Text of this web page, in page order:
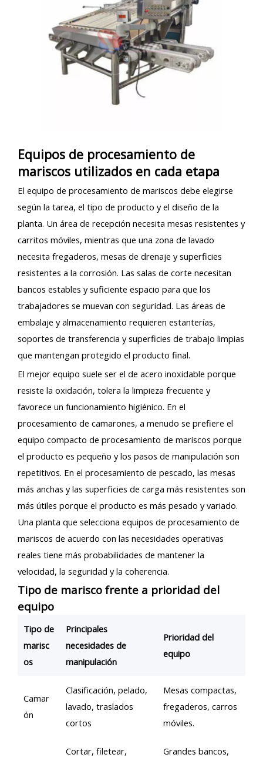
Equipos de procesamiento de
mariscos utilizados en cada etapa
El equipo de procesamiento de mariscos debe elegirse
según la tarea, el tipo de producto y el diseño de la
planta. Un área de recepción necesita mesas resistentes y
carritos móviles, mientras que una zona de lavado
necesita fregaderos, mesas de drenaje y superficies
resistentes a la corrosión. Las salas de corte necesitan
bancos estables y suficiente espacio para que los
trabajadores se muevan con seguridad. Las áreas de
embalaje y almacenamiento requieren estanterías,
soportes de transferencia y superficies de trabajo limpias
que mantengan protegido el producto final.
El mejor equipo suele ser el de acero inoxidable porque
resiste la oxidación, tolera la limpieza frecuente y
favorece un funcionamiento higiénico. En el
procesamiento de camarones, a menudo se prefiere el
equipo compacto de procesamiento de mariscos porque
el producto es pequeño y los pasos de manipulación son
repetitivos. En el procesamiento de pescado, las mesas
más anchas y las superficies de carga más resistentes son
más útiles porque el producto es más pesado y variado.
Una planta que selecciona equipos de procesamiento de
mariscos de acuerdo con las necesidades operativas
reales tiene más probabilidades de mantener la
velocidad, la seguridad y la coherencia.
Tipo de marisco frente a prioridad del
equipo
Tipo de
marisc
os
Principales
necesidades de
manipulación
Prioridad del
equipo
Camar
ón
Clasificación, pelado,
lavado, traslados
cortos
Mesas compactas,
fregaderos, carros
móviles.
Cortar, filetear, Grandes bancos,